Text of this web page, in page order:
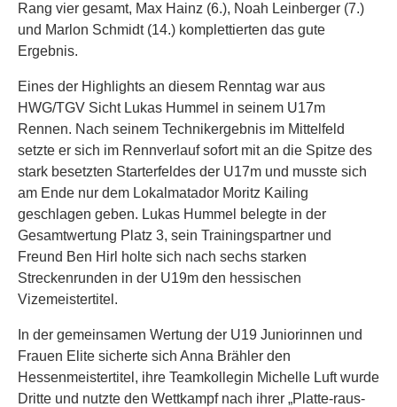
Rang vier gesamt, Max Hainz (6.), Noah Leinberger (7.)
und Marlon Schmidt (14.) komplettierten das gute
Ergebnis.
Eines der Highlights an diesem Renntag war aus
HWG/TGV Sicht Lukas Hummel in seinem U17m
Rennen. Nach seinem Technikergebnis im Mittelfeld
setzte er sich im Rennverlauf sofort mit an die Spitze des
stark besetzten Starterfeldes der U17m und musste sich
am Ende nur dem Lokalmatador Moritz Kailing
geschlagen geben. Lukas Hummel belegte in der
Gesamtwertung Platz 3, sein Trainingspartner und
Freund Ben Hirl holte sich nach sechs starken
Streckenrunden in der U19m den hessischen
Vizemeistertitel.
In der gemeinsamen Wertung der U19 Juniorinnen und
Frauen Elite sicherte sich Anna Brähler den
Hessenmeistertitel, ihre Teamkollegin Michelle Luft wurde
Dritte und nutzte den Wettkampf nach ihrer „Platte-raus-